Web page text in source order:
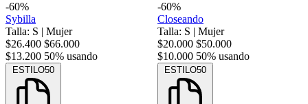
-60%
Sybilla
Talla: S | Mujer
$26.400 $66.000
$13.200 50% usando
ESTILO50
-60%
Closeando
Talla: S | Mujer
$20.000 $50.000
$10.000 50% usando
ESTILO50